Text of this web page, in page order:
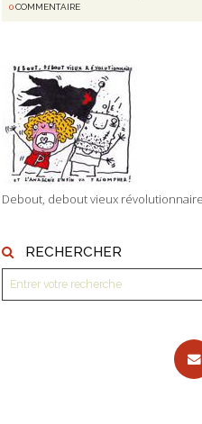
Debout, debout vieux
RECHERCHER
0COMMENTAIRE